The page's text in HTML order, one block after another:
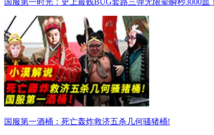
国服第一酒桶：死亡轰炸救济五杀几何骚猪桶!